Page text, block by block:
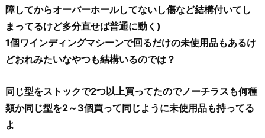
障してからオーバーホールしてないし傷など結構付いてし
まってるけど多分直せば普通に動く)
1個ワインディングマシーンで回るだけの未使用品もあるけ
どおれみたいなやつも結構いるのでは？
同じ型をストックで2つ以上買ってたのでノーチラスも何種
類か同じ型を2～3個買って同じように未使用品も持ってる
よ